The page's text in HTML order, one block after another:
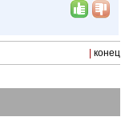
конец